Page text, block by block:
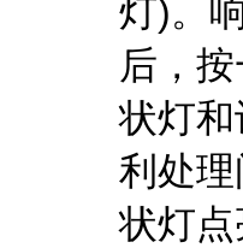
灯)。
后，
状灯
利处
状灯